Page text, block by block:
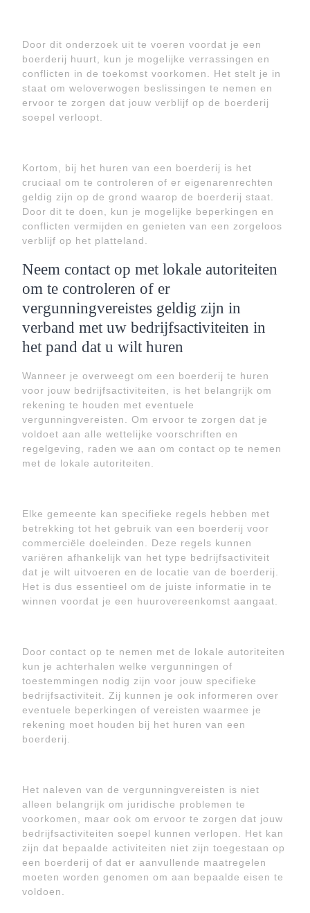
Door dit onderzoek uit te voeren voordat je een
boerderij huurt, kun je mogelijke verrassingen en
conflicten in de toekomst voorkomen. Het stelt je in
staat om weloverwogen beslissingen te nemen en
ervoor te zorgen dat jouw verblijf op de boerderij
soepel verloopt.
Kortom, bij het huren van een boerderij is het
cruciaal om te controleren of er eigenarenrechten
geldig zijn op de grond waarop de boerderij staat.
Door dit te doen, kun je mogelijke beperkingen en
conflicten vermijden en genieten van een zorgeloos
verblijf op het platteland.
Neem contact op met lokale autoriteiten
om te controleren of er
vergunningvereistes geldig zijn in
verband met uw bedrijfsactiviteiten in
het pand dat u wilt huren
Wanneer je overweegt om een boerderij te huren
voor jouw bedrijfsactiviteiten, is het belangrijk om
rekening te houden met eventuele
vergunningvereisten. Om ervoor te zorgen dat je
voldoet aan alle wettelijke voorschriften en
regelgeving, raden we aan om contact op te nemen
met de lokale autoriteiten.
Elke gemeente kan specifieke regels hebben met
betrekking tot het gebruik van een boerderij voor
commerciële doeleinden. Deze regels kunnen
variëren afhankelijk van het type bedrijfsactiviteit
dat je wilt uitvoeren en de locatie van de boerderij.
Het is dus essentieel om de juiste informatie in te
winnen voordat je een huurovereenkomst aangaat.
Door contact op te nemen met de lokale autoriteiten
kun je achterhalen welke vergunningen of
toestemmingen nodig zijn voor jouw specifieke
bedrijfsactiviteit. Zij kunnen je ook informeren over
eventuele beperkingen of vereisten waarmee je
rekening moet houden bij het huren van een
boerderij.
Het naleven van de vergunningvereisten is niet
alleen belangrijk om juridische problemen te
voorkomen, maar ook om ervoor te zorgen dat jouw
bedrijfsactiviteiten soepel kunnen verlopen. Het kan
zijn dat bepaalde activiteiten niet zijn toegestaan op
een boerderij of dat er aanvullende maatregelen
moeten worden genomen om aan bepaalde eisen te
voldoen.